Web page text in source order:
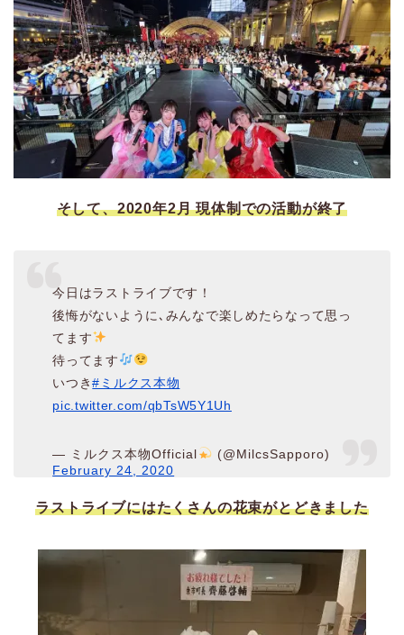
そして、2020年2月 現体制での活動が終了
今日はラストライブです！
後悔がないように､みんなで楽しめたらなって思っ
てます
待ってます
いつき#ミルクス本物
pic.twitter.com/qbTsW5Y1Uh
— ミルクス本物Official
(@MilcsSapporo)
February 24, 2020
ラストライブにはたくさんの花束がとどきました